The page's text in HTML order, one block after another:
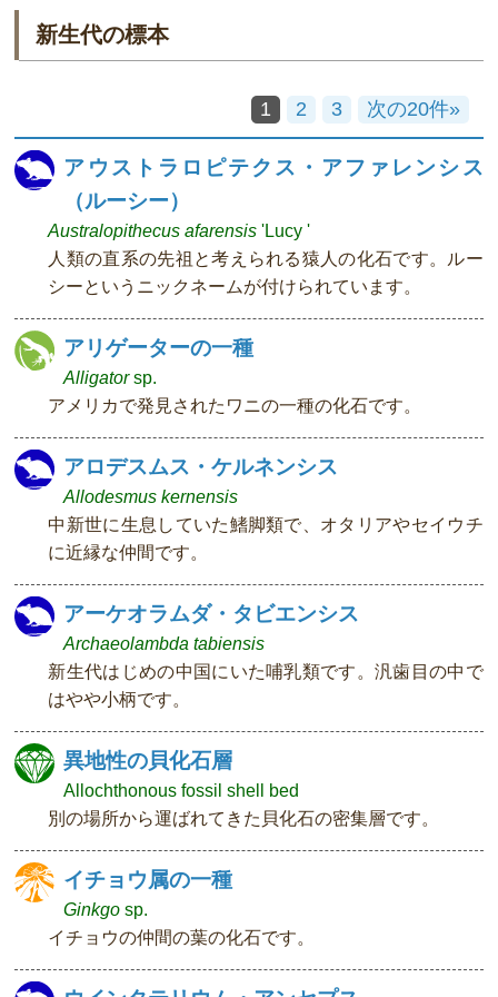
新生代の標本
1 2 3 次の20件»
アウストラロピテクス・アファレンシス
（ルーシー）
Australopithecus afarensis 'Lucy '
人類の直系の先祖と考えられる猿人の化石です。ルー
シーというニックネームが付けられています。
アリゲーターの一種
Alligatorsp.
アメリカで発見されたワニの一種の化石です。
アロデスムス・ケルネンシス
Allodesmus kernensis
中新世に生息していた鰭脚類で、オタリアやセイウチ
に近縁な仲間です。
アーケオラムダ・タビエンシス
Archaeolambda tabiensis
新生代はじめの中国にいた哺乳類です。汎歯目の中で
はやや小柄です。
異地性の貝化石層
Allochthonous fossil shell bed
別の場所から運ばれてきた貝化石の密集層です。
イチョウ属の一種
Ginkgo sp.
イチョウの仲間の葉の化石です。